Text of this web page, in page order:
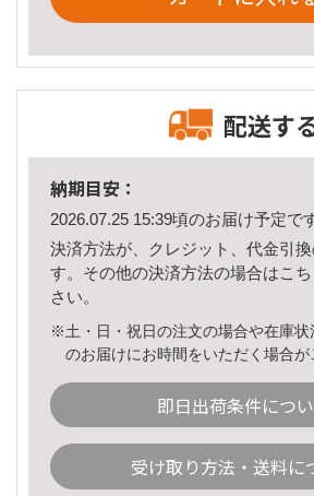
配送す
納期目安：
2026.07.25 15:39頃のお届け予定で
決済方法が、クレジット、代金引
す。その他の決済方法の場合はこ
さい。
※土・日・祝日の注文の場合や在庫状
のお届けにお時間をいただく場合が
即日出荷条件につ
受け取り方法・送料に